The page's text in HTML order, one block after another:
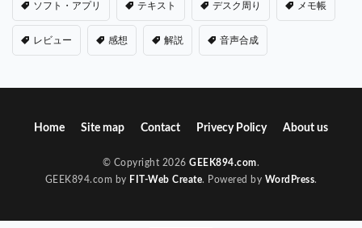
ソフト・アプリ テキスト デスク周り メモ帳
レビュー 感想 解説 音声合成
Home Site map Contact Privecy Policy About us
© Copyright 2026GEEK894.com.
GEEK894.com by FIT-Web Create. Powered by WordPress.